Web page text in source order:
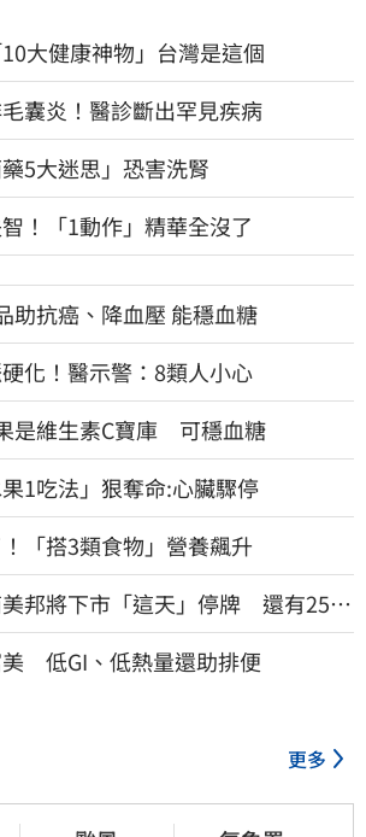
大健康神物」台灣是這個
囊炎！醫診斷出罕見疾病
5大迷思」恐害洗腎
！「1動作」精華全沒了
助抗癌、降血壓 能穩血糖
化！醫示警：8類人小心
是維生素C寶庫 可穩血糖
1吃法」狠奪命:心臟驟停
「搭3類食物」營養飆升
邦將下市「這天」停牌 還有252
低GI、低熱量還助排便
更多